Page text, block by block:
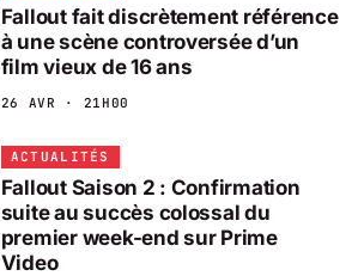
Fallout fait discrètement référence
à une scène controversée d’un
film vieux de 16 ans
26 AVR · 21H00
ACTUALITÉS
Fallout Saison 2 : Confirmation
suite au succès colossal du
premier week-end sur Prime
Video